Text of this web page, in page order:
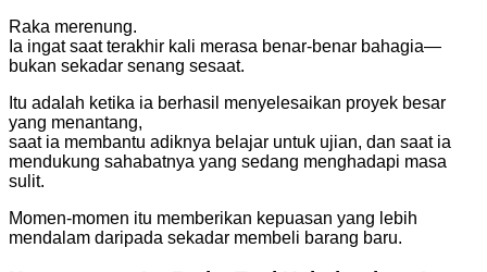
Raka merenung.
Ia ingat saat terakhir kali merasa benar-benar bahagia—
bukan sekadar senang sesaat.
Itu adalah ketika ia berhasil menyelesaikan proyek besar
yang menantang,
saat ia membantu adiknya belajar untuk ujian, dan saat ia
mendukung sahabatnya yang sedang menghadapi masa
sulit.
Momen-momen itu memberikan kepuasan yang lebih
mendalam daripada sekadar membeli barang baru.